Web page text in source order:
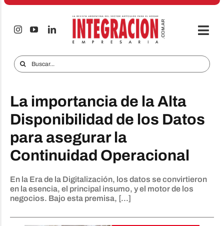
Saltar
Audio & TV
iTECNO
Celulares
Anuncie
Buscar:
La importancia de la Alta
Disponibilidad de los Datos
para asegurar la
Continuidad Operacional
En la Era de la Digitalización, los datos se convirtieron
en la esencia, el principal insumo, y el motor de los
negocios. Bajo esta premisa, [...]